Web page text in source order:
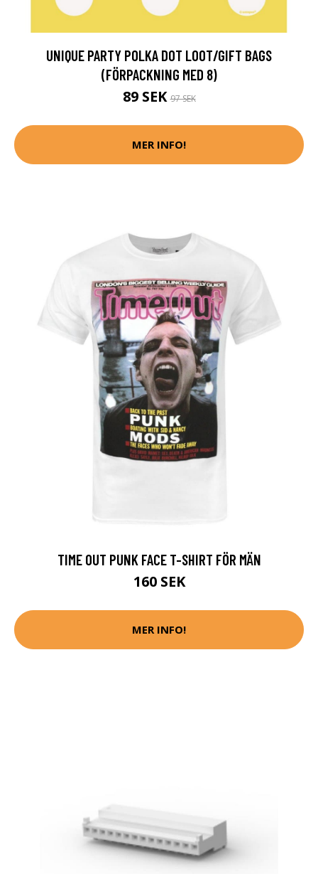
UNIQUE PARTY POLKA DOT LOOT/GIFT BAGS
(FÖRPACKNING MED 8)
89 SEK97 SEK
MER INFO!
TIME OUT PUNK FACE T-SHIRT FÖR MÄN
160 SEK
MER INFO!